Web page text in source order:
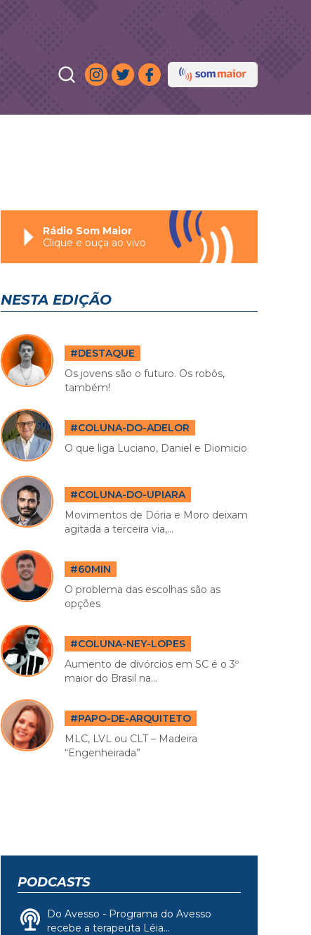
Rádio Som Maior
Clique e ouça ao vivo
NESTA EDIÇÃO
#DESTAQUE
Os jovens são o futuro. Os robôs,
também!
#COLUNA-DO-ADELOR
O que liga Luciano, Daniel e Diomicio
#COLUNA-DO-UPIARA
Movimentos de Dória e Moro deixam
agitada a terceira via,...
#60MIN
O problema das escolhas são as
opções
#COLUNA-NEY-LOPES
Aumento de divórcios em SC é o 3º
maior do Brasil na...
#PAPO-DE-ARQUITETO
MLC, LVL ou CLT – Madeira
“Engenheirada”
PODCASTS
Do Avesso - Programa do Avesso
recebe a terapeuta Léia...